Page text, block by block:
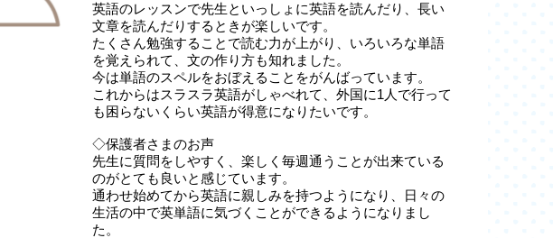
英語のレッスンで先生といっしょに英語を読んだり、長い
文章を読んだりするときが楽しいです。
たくさん勉強することで読む力が上がり、いろいろな単語
を覚えられて、文の作り方も知れました。
今は単語のスペルをおぼえることをがんばっています。
これからはスラスラ英語がしゃべれて、外国に1人で行って
も困らないくらい英語が得意になりたいです。
◇保護者さまのお声
先生に質問をしやすく、楽しく毎週通うことが出来ている
のがとても良いと感じています。
通わせ始めてから英語に親しみを持つようになり、日々の
生活の中で英単語に気づくことができるようになりまし
た。